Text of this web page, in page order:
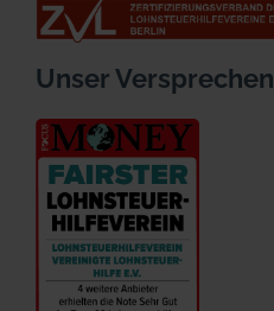
Unser Versprechen